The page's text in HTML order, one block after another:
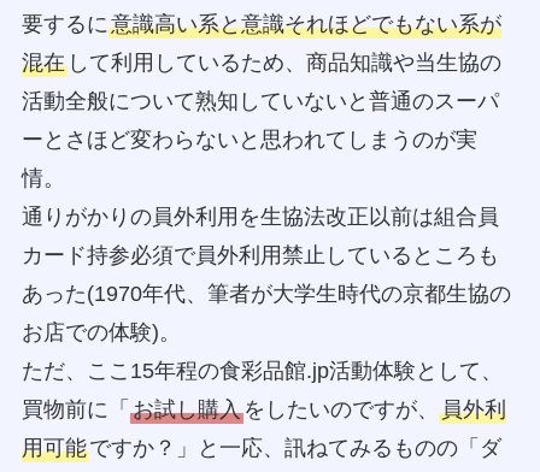
要するに意識高い系と意識それほどでもない系が
混在して利用しているため、商品知識や当生協の
活動全般について熟知していないと普通のスーパ
ーとさほど変わらないと思われてしまうのが実
情。
通りがかりの員外利用を生協法改正以前は組合員
カード持参必須で員外利用禁止しているところも
あった(1970年代、筆者が大学生時代の京都生協の
お店での体験)。
ただ、ここ15年程の食彩品館.jp活動体験として、
買物前に「 お試し購入をしたいのですが、 員外利
用可能ですか？」と一応、訊ねてみるものの「ダ